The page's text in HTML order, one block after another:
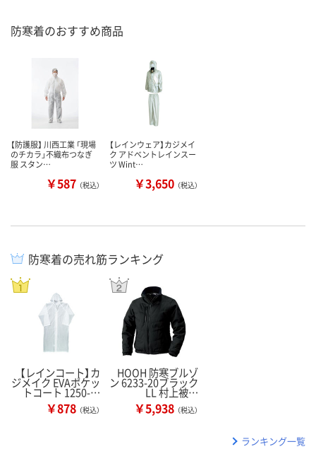
防寒着のおすすめ商品
【防護服】 川西工業 「現場
のチカラ」不織布つなぎ
服 スタン…
￥587 （税込）
【レインウェア】カジメイ
ク アドベントレインスー
ツ Wint…
￥3,650 （税込）
防寒着の売れ筋ランキング
【レインコート】カ
ジメイク EVAポケッ
トコート 1250-…
￥878 （税込）
HOOH 防寒ブルゾ
ン 6233-20ブラック
LL 村上被…
￥5,938 （税込）
ランキング一覧